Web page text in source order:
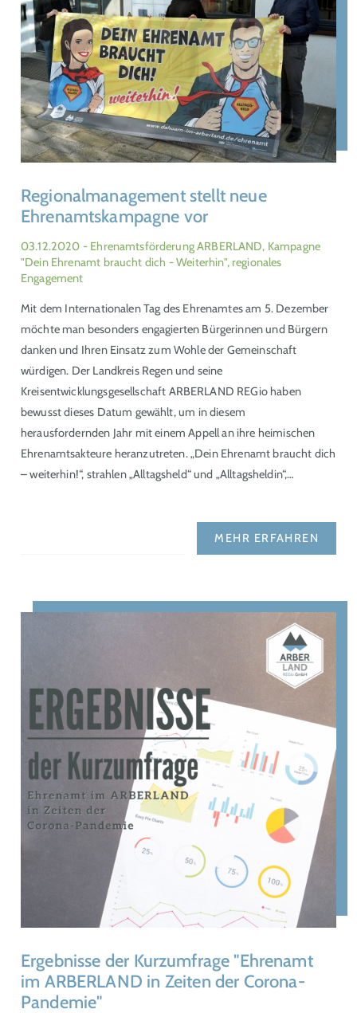
Regionalmanagement stellt neue
Ehrenamtskampagne vor
03.12.2020 - Ehrenamtsförderung ARBERLAND, Kampagne
"Dein Ehrenamt braucht dich - Weiterhin", regionales
Engagement
Mit dem Internationalen Tag des Ehrenamtes am 5. Dezember
möchte man besonders engagierten Bürgerinnen und Bürgern
danken und Ihren Einsatz zum Wohle der Gemeinschaft
würdigen. Der Landkreis Regen und seine
Kreisentwicklungsgesellschaft ARBERLAND REGio haben
bewusst dieses Datum gewählt, um in diesem
herausfordernden Jahr mit einem Appell an ihre heimischen
Ehrenamtsakteure heranzutreten. „Dein Ehrenamt braucht dich
– weiterhin!“, strahlen „Alltagsheld“ und „Alltagsheldin“,…
MEHR ERFAHREN
Ergebnisse der Kurzumfrage "Ehrenamt
im ARBERLAND in Zeiten der Corona-
Pandemie"